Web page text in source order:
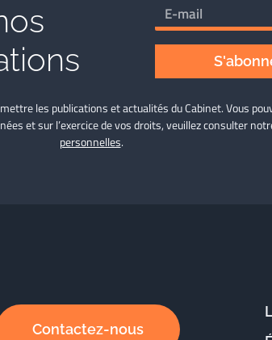
les publications et actualités du Cabinet. Vous
et sur l’exercice de vos droits, veuillez consulter
personnelles.
Contactez-nous